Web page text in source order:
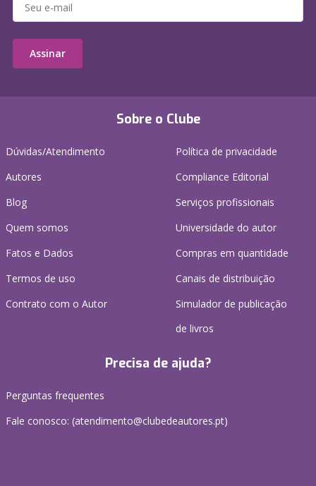
Sobre o Clube
Dúvidas/Atendimento
Autores
Blog
Quem somos
Fatos e Dados
Termos de uso
Contrato com o Autor
Política de privacidade
Compliance Editorial
Serviços profissionais
Universidade do autor
Compras em quantidade
Canais de distribuição
Simulador de publicação
de livros
Precisa de ajuda?
Perguntas frequentes
Fale conosco: (atendimento@clubedeautores.pt)
Assinar